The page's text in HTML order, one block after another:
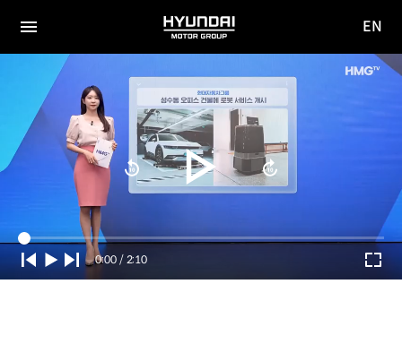
전체
HYUNDAI
MOTOR
GROUP
사이
EN
Current
Time
0:00 / Duration
2:10